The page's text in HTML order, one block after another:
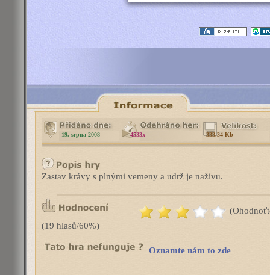
19. srpna 2008 4533x 333.34 Kb
Zastav krávy s plnými vemeny a udrž je naživu.
(19 hlasů/60%)
Oznamte nám to zde